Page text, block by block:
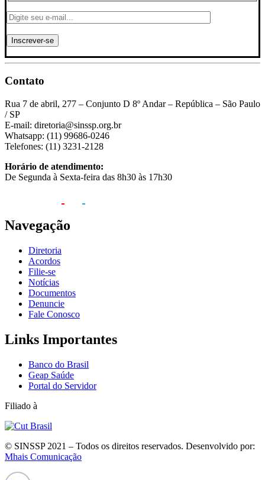
Contato
Rua 7 de abril, 277 – Conjunto D 8º Andar – República – São Paulo
/ SP
E-mail: diretoria@sinssp.org.br
Whatsapp: (11) 99686-0246
Telefones: (11) 3231-2128
Horário de atendimento:
De Segunda à Sexta-feira das 8h30 às 17h30
Navegação
Diretoria
Acordos
Filie-se
Notícias
Documentos
Denuncie
Fale Conosco
Links Importantes
Banco do Brasil
Geap Saúde
Portal do Servidor
Filiado à
© SINSSP 2021 – Todos os direitos reservados. Desenvolvido por:
Mhais Comunicação